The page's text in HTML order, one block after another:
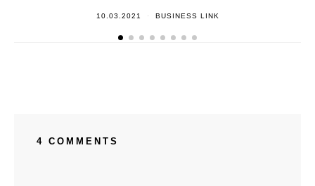
10.03.2021 BUSINESS LINK
4 COMMENTS